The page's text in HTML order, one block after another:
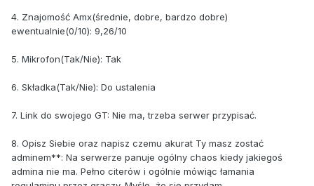
4. Znajomość Amx(średnie, dobre, bardzo dobre)
ewentualnie(0/10): 9,26/10
5. Mikrofon(Tak/Nie): Tak
6. Składka(Tak/Nie): Do ustalenia
7. Link do swojego GT: Nie ma, trzeba serwer przypisać.
8. Opisz Siebie oraz napisz czemu akurat Ty masz zostać
adminem**: Na serwerze panuje ogólny chaos kiedy jakiegoś
admina nie ma. Pełno citerów i ogólnie mówiąc łamania